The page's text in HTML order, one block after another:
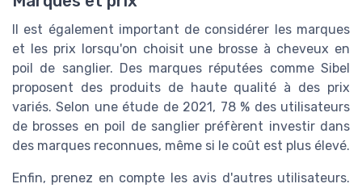
Il est également important de considérer les marques
et les prix lorsqu'on choisit une brosse à cheveux en
poil de sanglier. Des marques réputées comme Sibel
proposent des produits de haute qualité à des prix
variés. Selon une étude de 2021, 78 % des utilisateurs
de brosses en poil de sanglier préfèrent investir dans
des marques reconnues, même si le coût est plus élevé.
Enfin, prenez en compte les avis d'autres utilisateurs.